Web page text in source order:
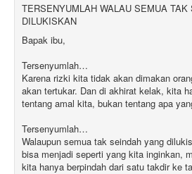
TERSENYUMLAH WALAU SEMUA TAK
DILUKISKAN
Bapak ibu,
Tersenyumlah…
Karena rizki kita tidak akan dimakan
akan tertukar. Dan di akhirat kelak, kita
tentang amal kita, bukan tentang apa
Tersenyumlah…
Walaupun semua tak seindah yang
bisa menjadi seperti yang kita inginkan,
kita hanya berpindah dari satu takdir ke